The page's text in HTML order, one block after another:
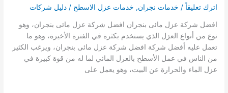
اترك تعليقاً / خدمات نجران, خدمات عزل الاسطح /دليل شركات
افضل شركة عزل مائى بنجران افضل شركة عزل مائى بنجران، وهو
نوع من أنواع العزل الذي يستخدم بكثرة في الفترة الأخيرة، وهو ما
تعمل عليه أفضل شركة افضل شركة عزل مائى بنجران، ويرغب الكثير
من الناس في عمل الأسطح بالعزل المائي لما له من قوة كبيرة في
عزل الماء والحرارة عن البيت، وهو يعمل على